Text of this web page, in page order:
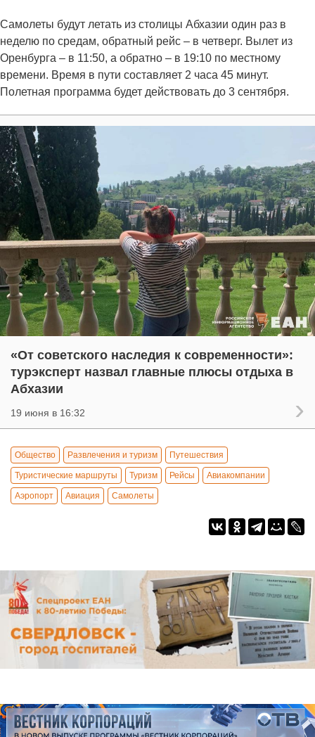
Самолеты будут летать из столицы Абхазии один раз в
неделю по средам, обратный рейс – в четверг. Вылет из
Оренбурга – в 11:50, а обратно – в 19:10 по местному
времени. Время в пути составляет 2 часа 45 минут.
Полетная программа будет действовать до 3 сентября.
«От советского наследия к современности»:
турэксперт назвал главные плюсы отдыха в
Абхазии
19 июня в 16:32
Общество Развлечения и туризм Путешествия
Туристические маршруты Туризм Рейсы Авиакомпании
Аэропорт Авиация Самолеты